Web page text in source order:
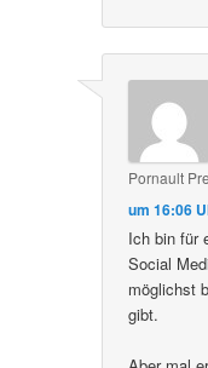
Pornault
um 16:06
Ich bin für
Social
möglichst
gibt.